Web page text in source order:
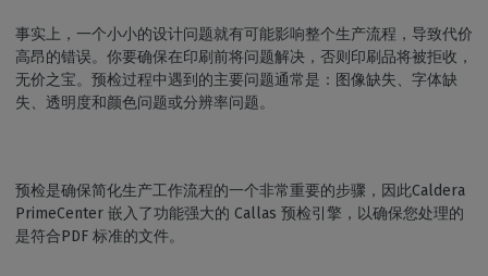
事实上，一个小小的设计问题就有可能影响整个生产流程，导致代价
高昂的错误。你要确保在印刷前将问题解决，否则印刷品将被拒收，
无价之宝。预检过程中遇到的主要问题通常是：图像缺失、字体缺
失、透明度和颜色问题或分辨率问题。
预检是确保简化生产工作流程的一个非常重要的步骤，因此Caldera
PrimeCenter 嵌入了功能强大的 Callas 预检引擎，以确保您处理的
是符合PDF 标准的文件。